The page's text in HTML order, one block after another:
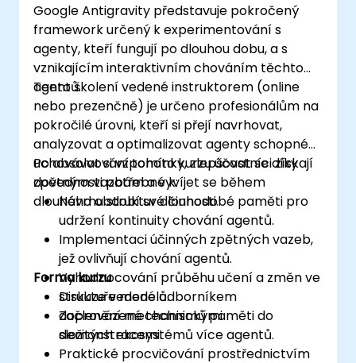
Google Antigravity představuje pokročený
framework určený k experimentování s
agenty, kteří fungují po dlouhou dobu, a s
vznikajícím interaktivním chováním těchto
agentů.
Tento školení vedené instruktorem (online
nebo prezenčně) je určeno profesionálům na
pokročilé úrovni, kteří si přejí navrhovat,
analyzovat a optimalizovat agenty schopné
uchovávat si vzpomínky, zlepšovat se díky
zpětným vazbám a vyvíjet se během
dlouhého období své činnosti.
Po absolvování tohoto kurzu účastníci získají
dovednosti potřebné k:
Návrhu struktur dlouhodobé paměti pro
udržení kontinuity chování agentů.
Implementaci účinných zpětných vazeb,
jež ovlivňují chování agentů.
Vyhodnocování průběhu učení a změn ve
struktuře modelů.
Začlenění mechanismů paměti do
složitých ekosystémů více agentů.
Forma kurzu
Diskuze vedené odborníkem
doprovázené technickými
demonstracemi.
Praktické procvičování prostřednictvím